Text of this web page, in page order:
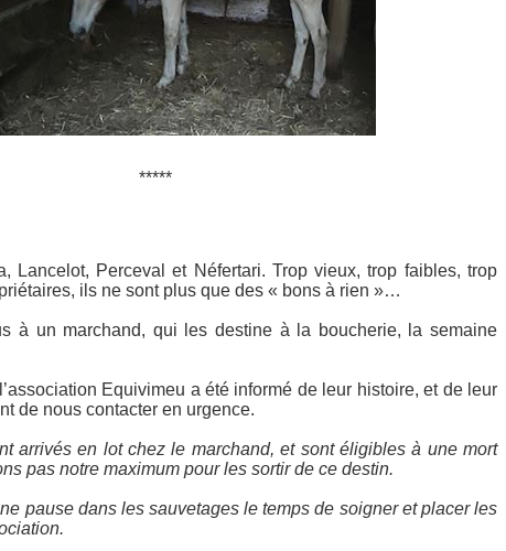
*****
Lancelot, Perceval et Néfertari. Trop vieux, trop faibles, trop
ils ne sont plus que des « bons à rien »…
à un marchand, qui les destine à la boucherie, la semaine
Equivimeu a été informé de leur histoire, et de leur
de nous contacter en urgence.
arrivés en lot chez le marchand, et sont éligibles à une mort
pas notre maximum pour les sortir de ce destin.
pause dans les sauvetages le temps de soigner et placer les